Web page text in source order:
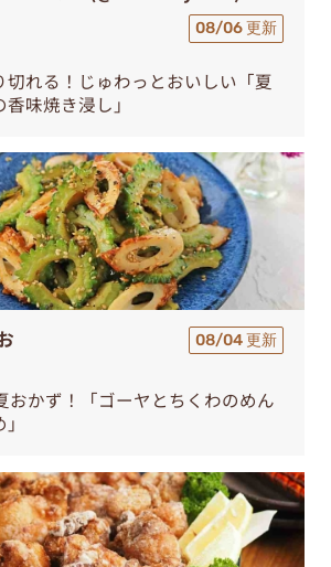
08/06 更新
切れる！じゅわっとおいしい「夏
味焼き浸し」
08/04 更新
おかず！「ゴーヤとちくわのめん